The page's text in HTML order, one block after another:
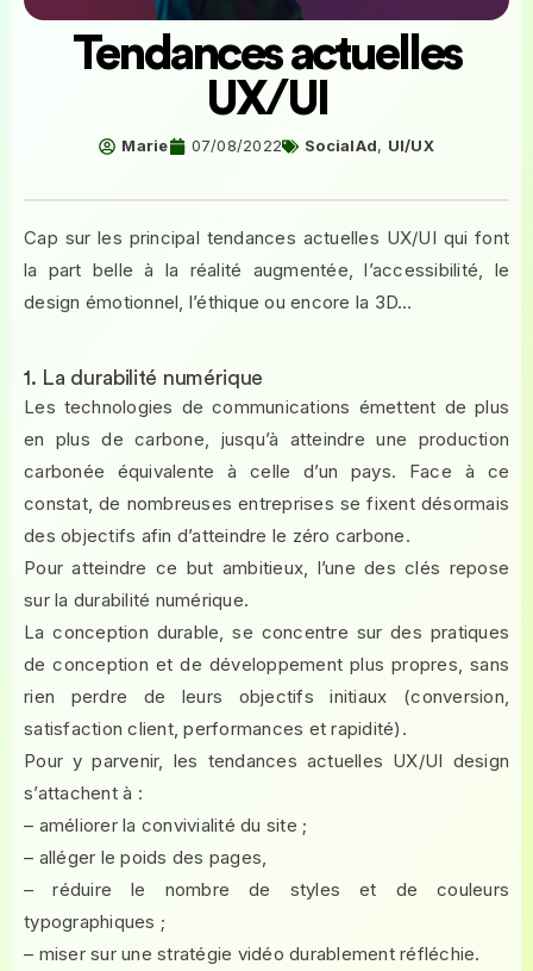
Tendances actuelles
UX/UI
Marie 07/08/2022 SocialAd, UI/UX
Cap sur les principal tendances actuelles UX/UI qui font
la part belle à la réalité augmentée, l’accessibilité, le
design émotionnel, l’éthique ou encore la 3D…
1. La durabilité numérique
Les technologies de communications émettent de plus
en plus de carbone, jusqu’à atteindre une production
carbonée équivalente à celle d’un pays. Face à ce
constat, de nombreuses entreprises se fixent désormais
des objectifs afin d’atteindre le zéro carbone.
Pour atteindre ce but ambitieux, l’une des clés repose
sur la durabilité numérique.
La conception durable, se concentre sur des pratiques
de conception et de développement plus propres, sans
rien perdre de leurs objectifs initiaux (conversion,
satisfaction client, performances et rapidité).
Pour y parvenir, les tendances actuelles UX/UI design
s’attachent à :
– améliorer la convivialité du site ;
– alléger le poids des pages,
– réduire le nombre de styles et de couleurs
typographiques ;
– miser sur une stratégie vidéo durablement réfléchie.